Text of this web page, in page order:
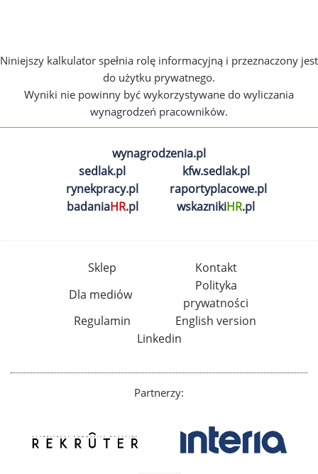
Niniejszy kalkulator spełnia rolę informacyjną i przeznaczony jest
do użytku prywatnego.
Wyniki nie powinny być wykorzystywane do wyliczania
wynagrodzeń pracowników.
wynagrodzenia.pl
sedlak.pl
kfw.sedlak.pl
rynekpracy.pl
raportyplacowe.pl
badaniaHR.pl wskaznikiHR.pl
Sklep
Kontakt
Dla mediów
Polityka
prywatności
Regulamin
English version
Linkedin
Partnerzy: